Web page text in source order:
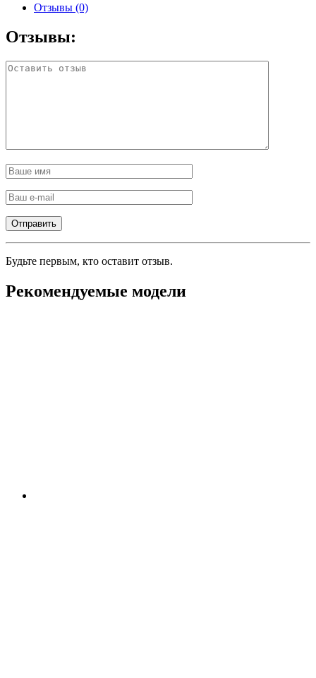
Отзывы (0)
Отзывы:
Будьте первым, кто оставит отзыв.
Рекомендуемые модели